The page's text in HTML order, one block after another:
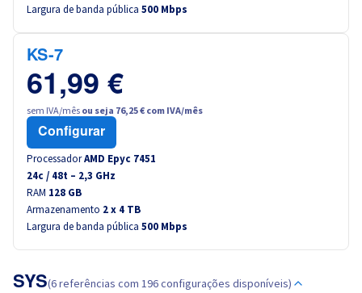
América Latina
Australia
Singapore
Asia
World
Largura de banda pública 500 Mbps
KS-7
61,99 €
sem IVA/mês ou seja 76,25 € com IVA/mês
Configurar
ProcessadorAMD Epyc 7451
24c / 48t – 2,3 GHz
RAM 128 GB
Armazenamento 2 x 4 TB
Largura de banda pública 500 Mbps
SYS(6 referências com 196 configurações disponíveis)